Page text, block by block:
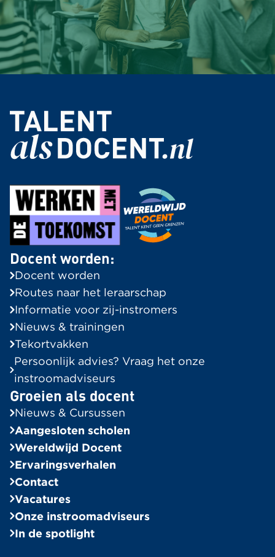
Docent worden:
Docent worden
Routes naar het leraarschap
Informatie voor zij-instromers
Nieuws & trainingen
Tekortvakken
Persoonlijk advies? Vraag het onze
instroomadviseurs
Groeien als docent
Nieuws & Cursussen
Aangesloten scholen
Wereldwijd Docent
Ervaringsverhalen
Contact
Vacatures
Onze instroomadviseurs
In de spotlight